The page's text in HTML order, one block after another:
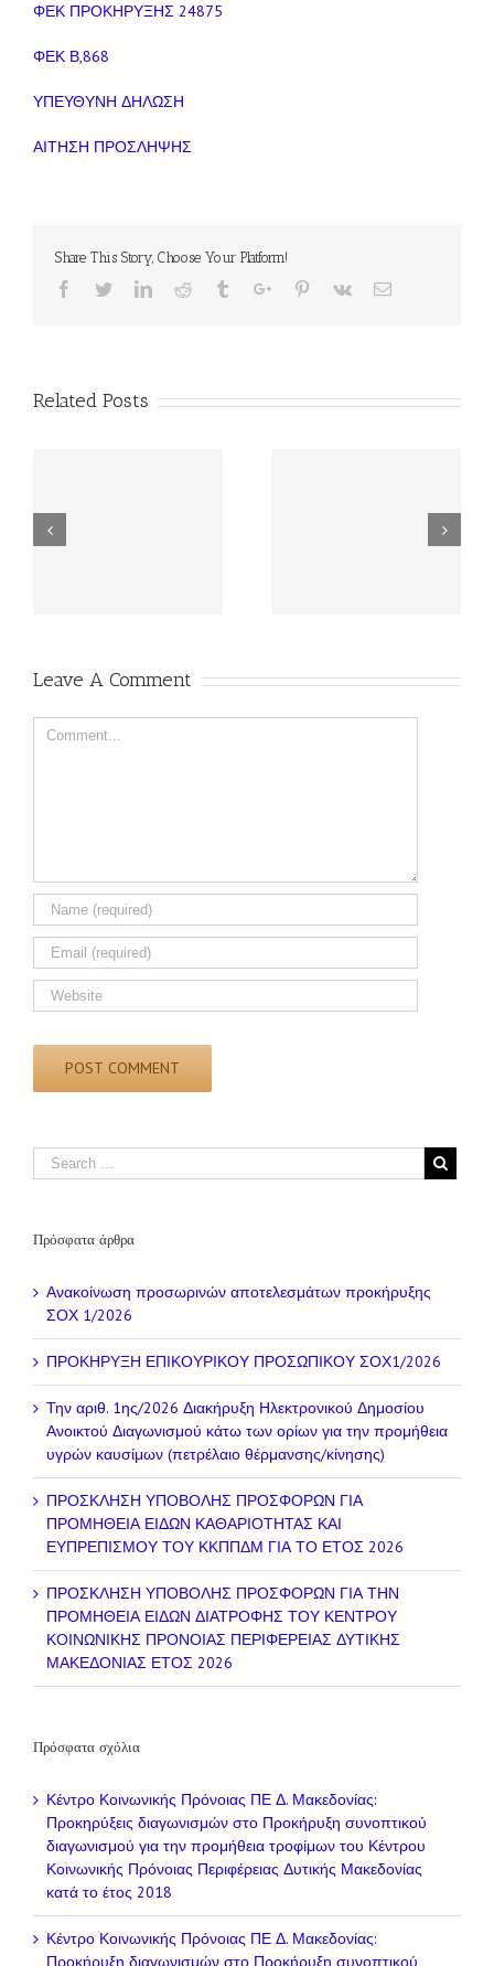
ΦΕΚ ΠΡΟΚΗΡΥΞΗΣ 24875
ΦΕΚ Β,868
ΥΠΕΥΘΥΝΗ ΔΗΛΩΣΗ
ΑΙΤΗΣΗ ΠΡΟΣΛΗΨΗΣ
Share This Story, Choose Your Platform!
Facebook
TwitterLinkedinReddit TumblrGoogle+Pinterest
Vk Email
Related Posts
Leave A Comment
Comment
Πρόσφατα άρθρα
Ανακοίνωση προσωρινών αποτελεσμάτων προκήρυξης
ΣΟΧ 1/2026
ΠΡΟΚΗΡΥΞΗ ΕΠΙΚΟΥΡΙΚΟΥ ΠΡΟΣΩΠΙΚΟΥ ΣΟΧ1/2026
Την αριθ. 1ης/2026 Διακήρυξη Ηλεκτρονικού Δημοσίου
Ανοικτού Διαγωνισμού κάτω των ορίων για την προμήθεια
υγρών καυσίμων (πετρέλαιο θέρμανσης/κίνησης)
ΠΡΟΣΚΛΗΣΗ ΥΠΟΒΟΛΗΣ ΠΡΟΣΦΟΡΩΝ ΓΙΑ
ΠΡΟΜΗΘΕΙΑ ΕΙΔΩΝ ΚΑΘΑΡΙΟΤΗΤΑΣ ΚΑΙ
ΕΥΠΡΕΠΙΣΜΟΥ ΤΟΥ ΚΚΠΠΔΜ ΓΙΑ ΤΟ ΕΤΟΣ 2026
ΠΡΟΣΚΛΗΣΗ ΥΠΟΒΟΛΗΣ ΠΡΟΣΦΟΡΩΝ ΓΙΑ ΤΗΝ
ΠΡΟΜΗΘΕΙΑ ΕΙΔΩΝ ΔΙΑΤΡΟΦΗΣ ΤΟΥ ΚΕΝΤΡΟΥ
ΚΟΙΝΩΝΙΚΗΣ ΠΡΟΝΟΙΑΣ ΠΕΡΙΦΕΡΕΙΑΣ ΔΥΤΙΚΗΣ
ΜΑΚΕΔΟΝΙΑΣ ΕΤΟΣ 2026
Πρόσφατα σχόλια
Κέντρο Κοινωνικής Πρόνοιας ΠΕ Δ. Μακεδονίας:
Προκηρύξεις διαγωνισμών στο Προκήρυξη συνοπτικού
διαγωνισμού για την προμήθεια τροφίμων του Κέντρου
Κοινωνικής Πρόνοιας Περιφέρειας Δυτικής Μακεδονίας
κατά το έτος 2018
Κέντρο Κοινωνικής Πρόνοιας ΠΕ Δ. Μακεδονίας:
Προκήρυξη διαγωνισμών στο Προκήρυξη συνοπτικού